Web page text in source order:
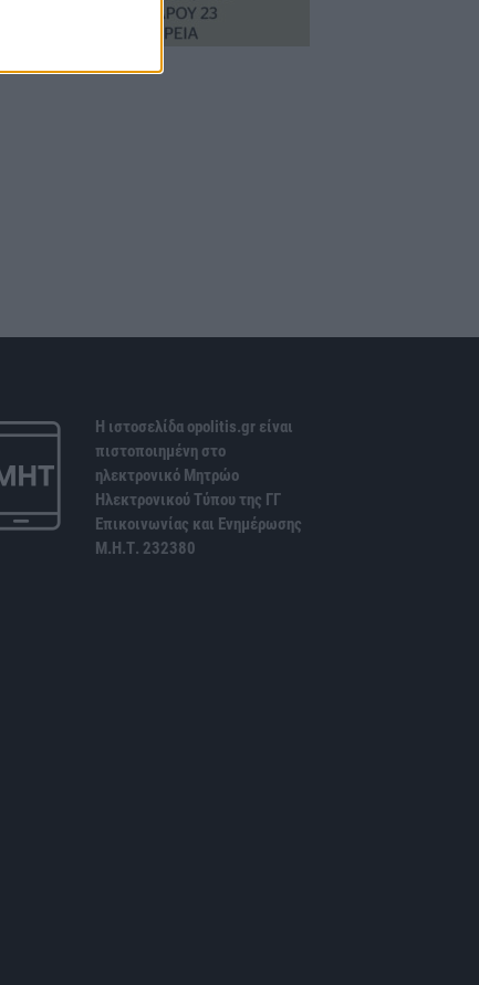
Η ιστοσελίδα opolitis.gr είναι
πιστοποιημένη στο
ηλεκτρονικό Μητρώο
Ηλεκτρονικού Τύπου της ΓΓ
Επικοινωνίας και Ενημέρωσης
Μ.Η.Τ. 232380